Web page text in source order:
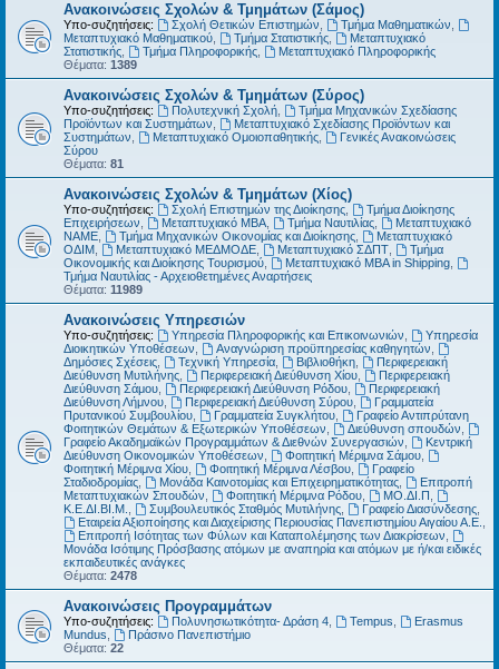
Ανακοινώσεις Σχολών & Τμημάτων (Σάμος)
Υπο-συζητήσεις: Σχολή Θετικών Επιστημών Τμήμα Μαθηματικών
Μεταπτυχιακό Μαθηματικού
Τμήμα Στατιστικής,
Μεταπτυχιακό
Στατιστικής
Τμήμα Πληροφορικής,
Μεταπτυχιακό Πληροφορικής
Θέματα: 1389
Ανακοινώσεις Σχολών & Τμημάτων (Σύρος)
Υπο-συζητήσεις: Πολυτεχνική Σχολή,
Τμήμα Μηχανικών Σχεδίασης
Προϊόντων και Συστημάτων
Μεταπτυχιακό Σχεδίασης Προϊόντων και
Συστημάτων
Μεταπτυχιακό Ομοιοπαθητικής,
Γενικές Ανακοινώσεις
Σύρου
Θέματα: 81
Ανακοινώσεις Σχολών & Τμημάτων (Χίος)
Υπο-συζητήσεις: Σχολή Επιστημών της Διοίκησης,
Τμήμα Διοίκησης
Επιχειρήσεων
Μεταπτυχιακό MBA, Τμήμα Ναυτιλίας,
Μεταπτυχιακό
ΝΑΜΕ
Τμήμα Μηχανικών Οικονομίας και Διοίκησης,
Μεταπτυχιακό
ΟΔΙΜ
Μεταπτυχιακό ΜΕΔΜΟΔΕ, Μεταπτυχιακό ΣΔΠΤ,
Τμήμα
Οικονομικής και Διοίκησης Τουρισμού
Μεταπτυχιακό MBA in Shipping,
Τμήμα Ναυτιλίας - Αρχειοθετημένες Αναρτήσεις
Θέματα: 11989
Ανακοινώσεις Υπηρεσιών
Υπο-συζητήσεις: Υπηρεσία Πληροφορικής και Επικοινωνιών
Υπηρεσία
Διοικητικών Υποθέσεων
Αναγνώριση προϋπηρεσίας καθηγητών
Δημόσιες Σχέσεις
Τεχνική Υπηρεσία, Βιβλιοθήκη,
Περιφερειακή
Διεύθυνση Μυτιλήνης
Περιφερειακή Διεύθυνση Χίου,
Περιφερειακή
Διεύθυνση Σάμου
Περιφερειακή Διεύθυνση Ρόδου,
Περιφερειακή
Διεύθυνση Λήμνου
Περιφερειακή Διεύθυνση Σύρου,
Γραμματεία
Πρυτανικού Συμβουλίου
Γραμματεία Συγκλήτου,
Γραφείο Αντιπρύτανη
Φοιτητικών Θεμάτων & Εξωτερικών Υποθέσεων
Διεύθυνση σπουδών
Γραφείο Ακαδημαϊκών Προγραμμάτων & Διεθνών Συνεργασιών
Κεντρική
Διεύθυνση Οικονομικών Υποθέσεων
Φοιτητική Μέριμνα Σάμου,
Φοιτητική Μέριμνα Χίου
Φοιτητική Μέριμνα Λέσβου,
Γραφείο
Σταδιοδρομίας
Μονάδα Καινοτομίας και Επιχειρηματικότητας,
Επιτροπή
Μεταπτυχιακών Σπουδών
Φοιτητική Μέριμνα Ρόδου, ΜΟ.ΔΙ.Π
Κ.Ε.ΔΙ.ΒΙ.Μ.
Συμβουλευτικός Σταθμός Μυτιλήνης, Γραφείο Διασύνδεσης,
Εταιρεία Αξιοποίησης και Διαχείρισης Περιουσίας Πανεπιστημίου Αιγαίου Α.Ε.
Επιτροπή Ισότητας των Φύλων και Καταπολέμησης των Διακρίσεων
Μονάδα Ισότιμης Πρόσβασης ατόμων με αναπηρία και ατόμων με ή/και ειδικές
εκπαιδευτικές ανάγκες
Θέματα: 2478
Ανακοινώσεις Προγραμμάτων
Υπο-συζητήσεις: Πολυνησιωτικότητα- Δράση 4, Tempus
Erasmus
Mundus
Πράσινο Πανεπιστήμιο
Θέματα: 22